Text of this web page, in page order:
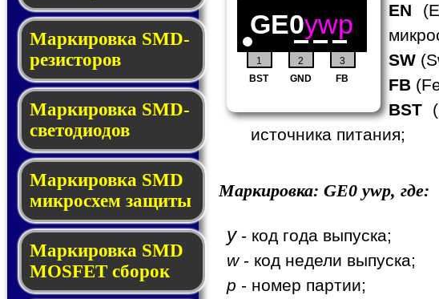
Маркировка SMD-
ре­зис­то­ров
Маркировка SMD-
све­то­дио­дов
Мар­ки­ров­ка SMD
мик­рос­хем защиты
Мар­ки­ров­ка SMD
MOSFET сбо­рок
1 2 3
BST GND FB
GE0ywp
EN
SW
FB
BST
источника питания;
Маркировка: GE0 ywp, где:
y- код года выпуска;
w- код недели выпуска;
p - номер партии;